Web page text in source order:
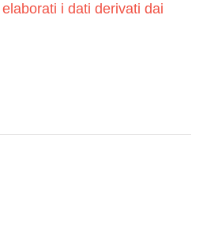
i dati derivati dai